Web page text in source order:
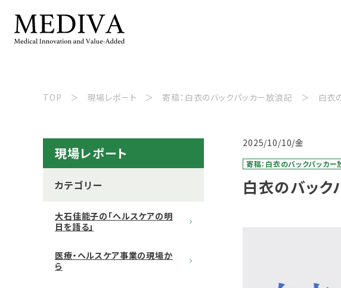
TOP 現場レポート 寄稿：白衣のバックパッカー放浪記 白衣
現場レポート
カテゴリー
大石佳能子の「ヘルスケアの明
日を語る」
医療・ヘルスケア事業の現場か
ら
2025/10/10/金
寄稿：白衣のバックパッカー
白衣のバッ